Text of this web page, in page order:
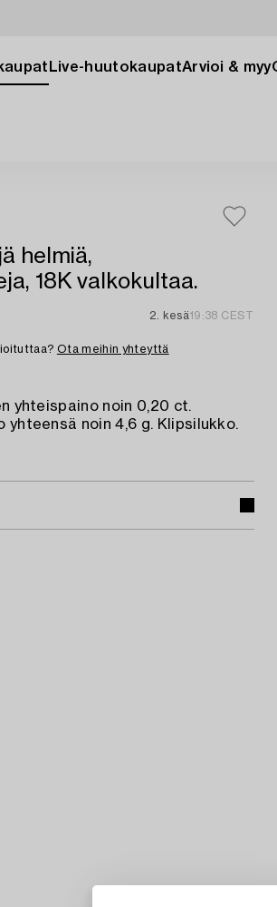
Live-huutokaupatArvioi & myy
helmiä,
18K valkokultaa.
2. kesä19:38 CEST
Ota meihin yhteyttä
yhteispaino noin 0,20 ct.
yhteensä noin 4,6 g. Klipsilukko.